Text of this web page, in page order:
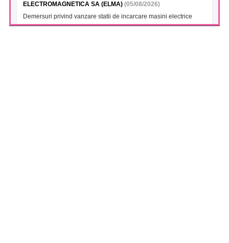
ELECTROMAGNETICA SA (ELMA) (05/08/2026)
Demersuri privind vanzare statii de incarcare masini electrice